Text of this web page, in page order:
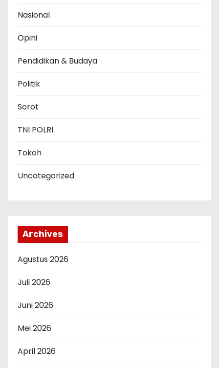
Nasional
Opini
Pendidikan & Budaya
Politik
Sorot
TNI POLRI
Tokoh
Uncategorized
Archives
Agustus 2026
Juli 2026
Juni 2026
Mei 2026
April 2026